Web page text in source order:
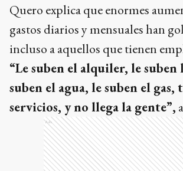
Quero explica que enormes
gastos diarios y mensuales han
incluso a aquellos que tienen
“Le suben el alquiler, le suben
suben el agua, le suben el gas,
servicios, y no llega la gente”,
Ads